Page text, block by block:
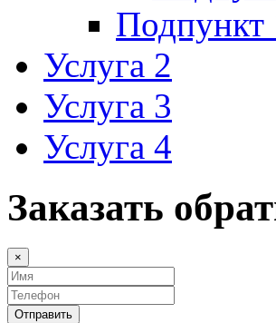
Подпункт
Услуга 2
Услуга 3
Услуга 4
Заказать
×